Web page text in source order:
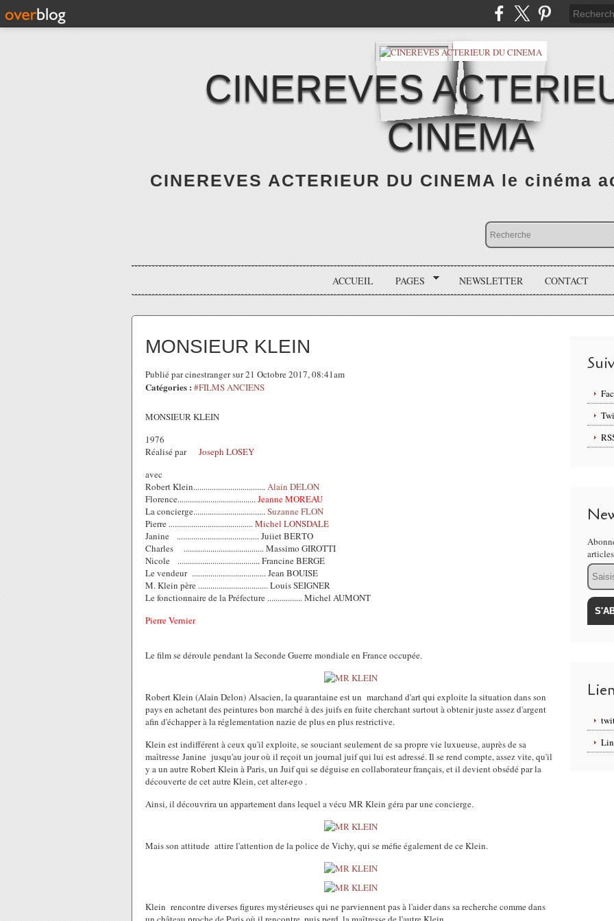
CINEREVES
CINEMA
CINEREVES ACTERIEUR DU CINEMA le cinéma
ACCUEIL PAGES NEWSLETTER CONTACT
MONSIEUR KLEIN
Publié par cinestranger sur 21 Octobre 2017, 08:41am
Catégories : #FILMS ANCIENS
MONSIEUR KLEIN
1976
Réalisé par Joseph LOSEY
avec
Robert Klein...................................Alain DELON
Florence......................................Jeanne MOREAU
La concierge...................................Suzanne FLON
Pierre .........................................Michel LONSDALE
Janine ........................................ Juiiet BERTO
Charles ....................................... Massimo GIROTTI
Nicole ........................................ Francine BERGE
Le vendeur .................................... Jean BOUISE
M. Klein père .................................. Louis SEIGNER
Le fonctionnaire de la Préfecture ................. Michel AUMONT
Pierre Vernier
Le film se déroule pendant la Seconde Guerre mondiale en France occupée.
Robert Klein (Alain Delon) Alsacien, la quarantaineest un marchand d'art qui exploite la situation dans son
pays en achetant des peintures bon marché à des juifs en fuite cherchant surtout à obtenir juste assez d'argent
afin d'échapper à la réglementation nazie de plus en plus restrictive.
Klein est indifférent à ceux qu'il exploite, se souciant seulement de sa propre vie luxueuse, auprès de sa
maîtresse Janine jusqu'au jour où il reçoit un journal juif qui lui est adressé.Il se rend compte, assez vite, qu'il
y a un autre Robert Klein à Paris, un Juif qui se déguise en collaborateur français, et il devient obsédé par la
découverte de cet autre Klein, cet alter-ego .
Ainsi, il découvrira un appartement dans lequel a vécu MR Klein géra par une concierge.
Mais son attitude attire l'attention de la police de Vichy, qui se méfie également de ce Klein.
Klein rencontre diverses figures mystérieuses qui ne parviennent pas à l'aider dans sa recherche commedans
Email